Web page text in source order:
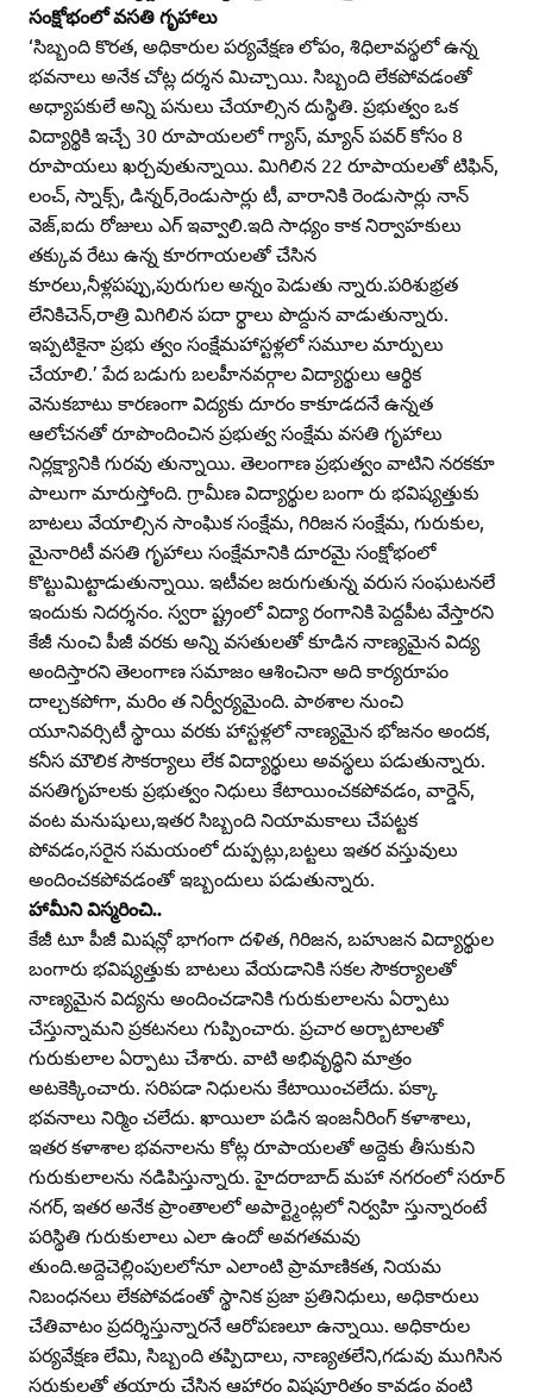
సంక్షోభంలో వసతి గృహాలు
‘సిబ్బంది కొరత, అధికారుల పర్యవేక్షణ లోపం, శిధిలావస్థలో ఉన్న
భవనాలు అనేక చోట్ల దర్శన మిచ్చాయి. సిబ్బంది లేకపోవడంతో
అధ్యాపకులే అన్ని పనులు చేయాల్సిన దుస్థితి. ప్రభుత్వం ఒక
విద్యార్థికి ఇచ్చే 30 రూపాయలలో గ్యాస్‌, మ్యాన్‌ పవర్‌ కోసం 8
రూపాయలు ఖర్చవుతున్నాయి. మిగిలిన 22 రూపాయలతో టిఫిన్‌,
లంచ్‌, స్నాక్స్‌, డిన్నర్‌,రెండుసార్లు టీ, వారానికి రెండుసార్లు నాన్‌
వెజ్‌,ఐదు రోజులు ఎగ్‌ ఇవ్వాలి.ఇది సాధ్యం కాక నిర్వాహకులు
తక్కువ రేటు ఉన్న కూరగాయలతో చేసిన
కూరలు,నీళ్లపప్పు,పురుగుల అన్నం పెడుతు న్నారు.పరిశుభ్రత
లేనికిచెన్‌,రాత్రి మిగిలిన పదా ర్థాలు పొద్దున వాడుతున్నారు.
ఇప్పటికైనా ప్రభు త్వం సంక్షేమహాస్టళ్లలో సమూల మార్పులు
చేయాలి.’ పేద బడుగు బలహీనవర్గాల విద్యార్థులు ఆర్థిక
వెనుకబాటు కారణంగా విద్యకు దూరం కాకూడదనే ఉన్నత
ఆలోచనతో రూపొందించిన ప్రభుత్వ సంక్షేమ వసతి గృహాలు
నిర్లక్ష్యానికి గురవు తున్నాయి. తెలంగాణ ప్రభుత్వం వాటిని నరకకూ
పాలుగా మారుస్తోంది. గ్రామీణ విద్యార్థుల బంగా రు భవిష్యత్తుకు
బాటలు వేయాల్సిన సాంఘిక సంక్షేమ, గిరిజన సంక్షేమ, గురుకుల,
మైనారిటీ వసతి గృహాలు సంక్షేమానికి దూరమై సంక్షోభంలో
కొట్టుమిట్టాడుతున్నాయి. ఇటీవల జరుగుతున్న వరుస సంఘటనలే
ఇందుకు నిదర్శనం. స్వరా ష్ట్రంలో విద్యా రంగానికి పెద్దపీట వేస్తారని
కేజీ నుంచి పీజీ వరకు అన్ని వసతులతో కూడిన నాణ్యమైన విద్య
అందిస్తారని తెలంగాణ సమాజం ఆశించినా అది కార్యరూపం
దాల్చకపోగా, మరిం త నిర్వీర్యమైంది. పాఠశాల నుంచి
యూనివర్సిటీ స్థాయి వరకు హాస్టళ్లలో నాణ్యమైన భోజనం అందక,
కనీస మౌలిక సౌకర్యాలు లేక విద్యార్థులు అవస్థలు పడుతున్నారు.
వసతిగృహలకు ప్రభుత్వం నిధులు కేటాయించకపోవడం, వార్డెన్‌,
వంట మనుషులు,ఇతర సిబ్బంది నియామకాలు చేపట్టక
పోవడం,సరైన సమయంలో దుప్పట్లు,బట్టలు ఇతర వస్తువులు
అందించకపోవడంతో ఇబ్బందులు పడుతున్నారు.
హామీని విస్మరించి..
కేజీ టూ పీజీ మిషన్లో భాగంగా దళిత, గిరిజన, బహుజన విద్యార్థుల
బంగారు భవిష్యత్తుకు బాటలు వేయడానికి సకల సౌకర్యాలతో
నాణ్యమైన విద్యను అందించడానికి గురుకులాలను ఏర్పాటు
చేస్తున్నామని ప్రకటనలు గుప్పించారు. ప్రచార అర్బాటాలతో
గురుకులాల ఏర్పాటు చేశారు. వాటి అభివృద్ధిని మాత్రం
అటకెక్కించారు. సరిపడా నిధులను కేటాయించలేదు. పక్కా
భవనాలు నిర్మిం చలేదు. ఖాయిలా పడిన ఇంజనీరింగ్‌ కళాశాలు,
ఇతర కళాశాల భవనాలను కోట్ల రూపాయలతో అద్దెకు తీసుకుని
గురుకులాలను నడిపిస్తున్నారు. హైదరాబాద్‌ మహా నగరంలో సరూర్‌
నగర్‌, ఇతర అనేక ప్రాంతాలలో అపార్ట్మెంట్లలో నిర్వహి స్తున్నారంటే
పరిస్థితి గురుకులాలు ఎలా ఉందో అవగతమవు
తుంది.అద్దెచెల్లింపులలోనూ ఎలాంటి ప్రామాణికత, నియమ
నిబంధనలు లేకపోవడంతో స్థానిక ప్రజా ప్రతినిధులు, అధికారులు
చేతివాటం ప్రదర్శిస్తున్నారనే ఆరోపణలూ ఉన్నాయి. అధికారుల
పర్యవేక్షణ లేమి, సిబ్బంది తప్పిదాలు, నాణ్యతలేని,గడువు ముగిసిన
సరుకులతో తయారు చేసిన ఆహారం విషపూరితం కావడం వంటి